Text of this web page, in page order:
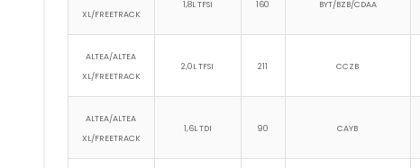
XL/FREETRACK
1,8L TFSI 160 BYT/BZB/CDAA
ALTEA/ALTEA
XL/FREETRACK
2,0L TFSI 211 CCZB
ALTEA/ALTEA
XL/FREETRACK
1,6L TDI 90 CAYB